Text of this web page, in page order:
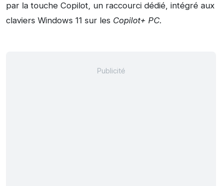
par la touche Copilot, un raccourci dédié, intégré aux
claviers Windows 11 sur les Copilot+ PC.